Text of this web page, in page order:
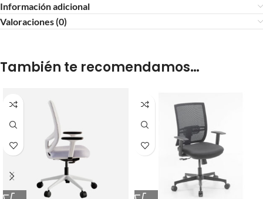
Información adicional
Valoraciones (0)
También te recomendamos…